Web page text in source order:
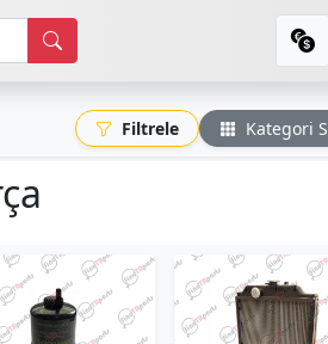
Filtrele Kategori